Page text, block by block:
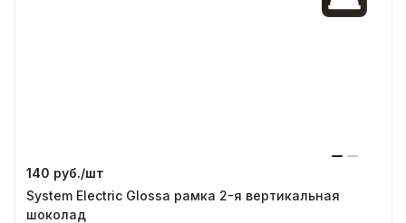
140 руб./шт
System Electric Glossa рамка 2-я вертикальная
шоколад